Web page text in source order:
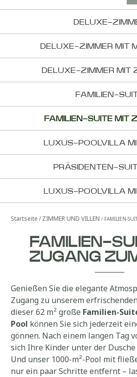
DELUXE-
DELUXE-ZIMMER MIT
DELUXE-ZIMMER MIT
FAMILIEN-
FAMILIEN-SUITE MIT
LUXUS-POOLVILLA
PRÄSIDENTEN-
LUXUS-POOLVILLA
Startseite ZIMMER UND VILLEN FAMILIEN-
FAMILIEN-
ZUGANG
Genießen Sie die elegante
Zugang zu unserem
dieser 62 m² große Familien-
Pool können Sie sich jederzeit
gönnen. Nach einem langen Tag
sich Ihre Kinder unter der
Und unser 1000-m²-Pool mit
nur ein paar Schritte entfernt –